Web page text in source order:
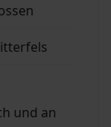
und an